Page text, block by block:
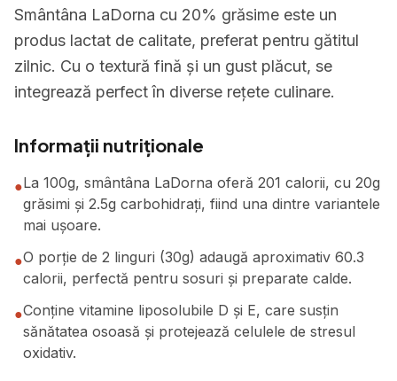
Smântâna LaDorna cu 20% grăsime este un
produs lactat de calitate, preferat pentru gătitul
zilnic. Cu o textură fină și un gust plăcut, se
integrează perfect în diverse rețete culinare.
Informații nutriționale
●La 100g, smântâna LaDorna oferă 201 calorii, cu 20g
grăsimi și 2.5g carbohidrați, fiind una dintre variantele
mai ușoare.
●O porție de 2 linguri (30g) adaugă aproximativ 60.3
calorii, perfectă pentru sosuri și preparate calde.
●Conține vitamine liposolubile D și E, care susțin
sănătatea osoasă și protejează celulele de stresul
oxidativ.